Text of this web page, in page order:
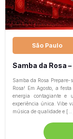
São Paulo
Samba da Rosa
Samba da Rosa
Rosa! Em Agosto, a
energia contagiante e
experiência única. Vibe
música de qualidade e